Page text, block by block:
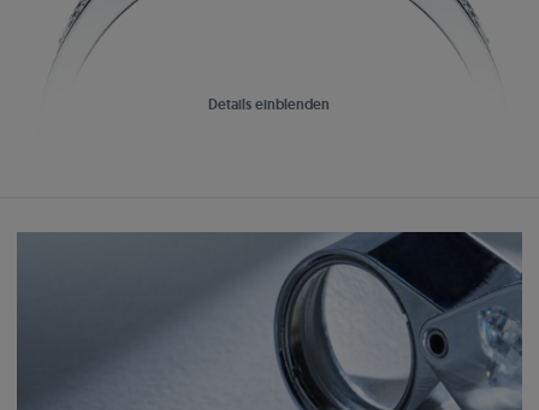
Ein Traum, der Wirklichkeit wird
Einfach:
Details einblenden